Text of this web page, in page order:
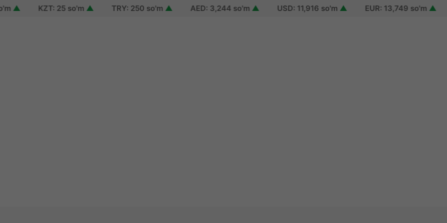
KZT: 25 so'm ▲ TRY: 250 so'm ▲ AED: 3,244 so'm ▲ USD: 11,916 so'm ▲ EUR: 13,749 so'm ▲